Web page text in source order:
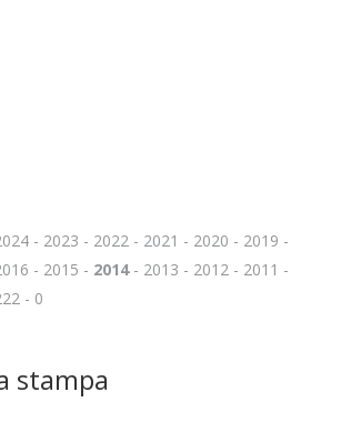
- 2023 - 2022- 2021 - 2020 - 2019 -
- 2015 - 2014- 2013 - 2012- 2011 -
- 0
stampa